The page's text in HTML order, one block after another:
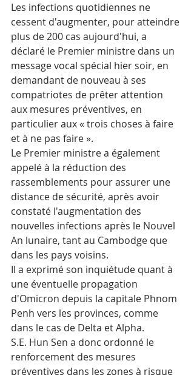
Les infections quotidiennes ne
cessent d'augmenter, pour atteindre
plus de 200 cas aujourd'hui, a
déclaré le Premier ministre dans un
message vocal spécial hier soir, en
demandant de nouveau à ses
compatriotes de prêter attention
aux mesures préventives, en
particulier aux « trois choses à faire
et à ne pas faire ».
Le Premier ministre a également
appelé à la réduction des
rassemblements pour assurer une
distance de sécurité, après avoir
constaté l'augmentation des
nouvelles infections après le Nouvel
An lunaire, tant au Cambodge que
dans les pays voisins.
Il a exprimé son inquiétude quant à
une éventuelle propagation
d'Omicron depuis la capitale Phnom
Penh vers les provinces, comme
dans le cas de Delta et Alpha.
S.E. Hun Sen a donc ordonné le
renforcement des mesures
préventives dans les zones à risque